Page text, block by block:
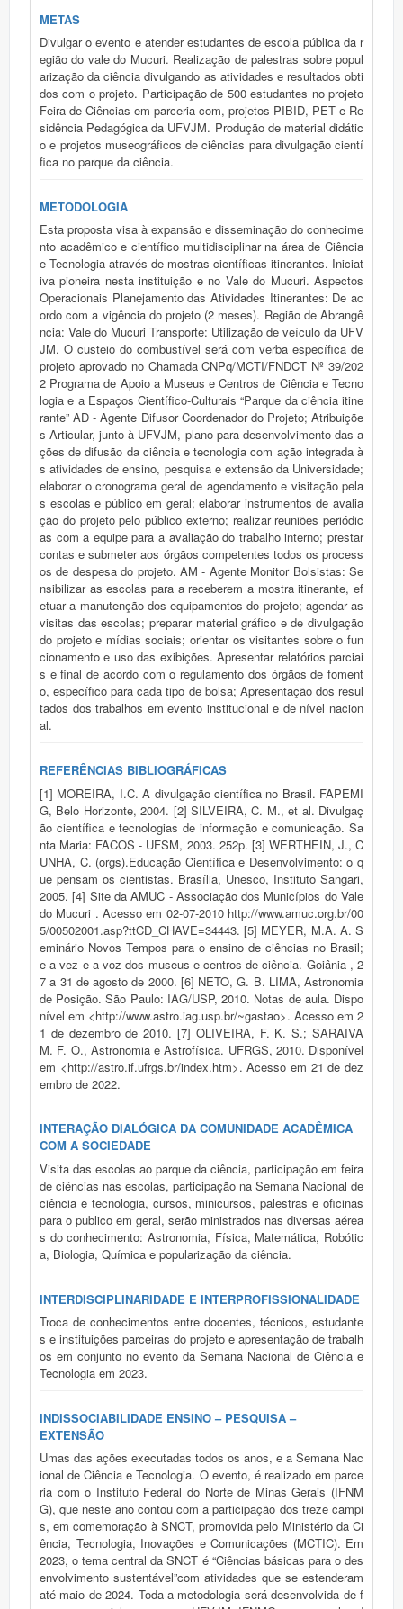
METAS
Divulgar o evento e atender estudantes de escola pública da r
egião do vale do Mucuri. Realização de palestras sobre popul
arização da ciência divulgando as atividades e resultados obti
dos com o projeto. Participação de 500 estudantes no projeto
Feira de Ciências em parceria com, projetos PIBID, PET e Re
sidência Pedagógica da UFVJM. Produção de material didátic
o e projetos museográficos de ciências para divulgação cientí
fica no parque da ciência.
METODOLOGIA
Esta proposta visa à expansão e disseminação do conhecime
nto acadêmico e científico multidisciplinar na área de Ciência
e Tecnologia através de mostras científicas itinerantes. Iniciat
iva pioneira nesta instituição e no Vale do Mucuri. Aspectos
Operacionais Planejamento das Atividades Itinerantes: De ac
ordo com a vigência do projeto (2 meses). Região de Abrangê
ncia: Vale do Mucuri Transporte: Utilização de veículo da UFV
JM. O custeio do combustível será com verba específica de
projeto aprovado no Chamada CNPq/MCTI/FNDCT Nº 39/202
2 Programa de Apoio a Museus e Centros de Ciência e Tecno
logia e a Espaços Científico-Culturais “Parque da ciência itine
rante” AD - Agente Difusor Coordenador do Projeto; Atribuiçõe
s Articular, junto à UFVJM, plano para desenvolvimento das a
ções de difusão da ciência e tecnologia com ação integrada à
s atividades de ensino, pesquisa e extensão da Universidade;
elaborar o cronograma geral de agendamento e visitação pela
s escolas e público em geral; elaborar instrumentos de avalia
ção do projeto pelo público externo; realizar reuniões periódic
as com a equipe para a avaliação do trabalho interno; prestar
contas e submeter aos órgãos competentes todos os process
os de despesa do projeto. AM - Agente Monitor Bolsistas: Se
nsibilizar as escolas para a receberem a mostra itinerante, ef
etuar a manutenção dos equipamentos do projeto; agendar as
visitas das escolas; preparar material gráfico e de divulgação
do projeto e mídias sociais; orientar os visitantes sobre o fun
cionamento e uso das exibições. Apresentar relatórios parciai
s e final de acordo com o regulamento dos órgãos de foment
o, específico para cada tipo de bolsa; Apresentação dos resul
tados dos trabalhos em evento institucional e de nível nacion
al.
REFERÊNCIAS BIBLIOGRÁFICAS
[1] MOREIRA, I.C. A divulgação científica no Brasil. FAPEMI
G, Belo Horizonte, 2004. [2] SILVEIRA, C. M., et al. Divulgaç
ão científica e tecnologias de informação e comunicação. Sa
nta Maria: FACOS - UFSM, 2003. 252p. [3] WERTHEIN, J., C
UNHA, C. (orgs).Educação Científica e Desenvolvimento: o q
ue pensam os cientistas. Brasília, Unesco, Instituto Sangari,
2005. [4] Site da AMUC - Associação dos Municípios do Vale
do Mucuri . Acesso em 02-07-2010 http://www.amuc.org.br/00
5/00502001.asp?ttCD_CHAVE=34443. [5] MEYER, M.A. A. S
eminário Novos Tempos para o ensino de ciências no Brasil;
e a vez e a voz dos museus e centros de ciência. Goiânia , 2
7 a 31 de agosto de 2000. [6] NETO, G. B. LIMA, Astronomia
de Posição. São Paulo: IAG/USP, 2010. Notas de aula. Dispo
nível em <http://www.astro.iag.usp.br/~gastao>. Acesso em 2
1 de dezembro de 2010. [7] OLIVEIRA, F. K. S.; SARAIVA
M. F. O., Astronomia e Astrofísica. UFRGS, 2010. Disponível
em <http://astro.if.ufrgs.br/index.htm>. Acesso em 21 de dez
embro de 2022.
INTERAÇÃO DIALÓGICA DA COMUNIDADE ACADÊMICA
COM A SOCIEDADE
Visita das escolas ao parque da ciência, participação em feira
de ciências nas escolas, participação na Semana Nacional de
ciência e tecnologia, cursos, minicursos, palestras e oficinas
para o publico em geral, serão ministrados nas diversas aérea
s do conhecimento: Astronomia, Física, Matemática, Robótic
a, Biologia, Química e popularização da ciência.
INTERDISCIPLINARIDADE E INTERPROFISSIONALIDADE
Troca de conhecimentos entre docentes, técnicos, estudante
s e instituições parceiras do projeto e apresentação de trabalh
os em conjunto no evento da Semana Nacional de Ciência e
Tecnologia em 2023.
INDISSOCIABILIDADE ENSINO – PESQUISA –
EXTENSÃO
Umas das ações executadas todos os anos, e a Semana Nac
ional de Ciência e Tecnologia. O evento, é realizado em parce
ria com o Instituto Federal do Norte de Minas Gerais (IFNM
G), que neste ano contou com a participação dos treze campi
s, em comemoração à SNCT, promovida pelo Ministério da Ci
ência, Tecnologia, Inovações e Comunicações (MCTIC). Em
2023, o tema central da SNCT é “Ciências básicas para o des
envolvimento sustentável”com atividades que se estenderam
até maio de 2024. Toda a metodologia será desenvolvida de f